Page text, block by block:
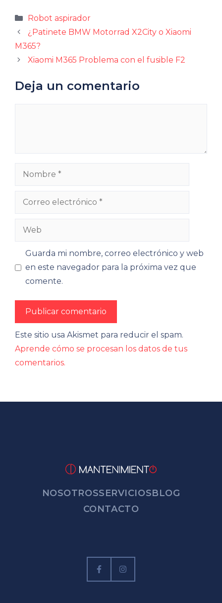
Categorías
Robot aspirador
¿Patinete BMW Motorrad X2City o Xiaomi
M365?
Xiaomi M365 Problema con el fusible F2
Deja un comentario
Nombre
Correo
Web
Guarda mi nombre, correo electrónico y web
en este navegador para la próxima vez que
comente.
Este sitio usa Akismet para reducir el spam.
Aprende cómo se procesan los datos de tus
comentarios.
NOSOTROSSERVICIOSBLOG
CONTACTO